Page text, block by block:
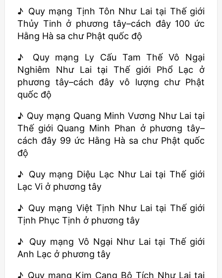
♪ Quy mạng Tịnh Tôn Như Lai tại Thế giới
Thủy Tinh ở phương tây–cách đây 100 ức
Hằng Hà sa chư Phật quốc độ
♪ Quy mạng Ly Cấu Tam Thế Vô Ngại
Nghiêm Như Lai tại Thế giới Phổ Lạc ở
phương tây–cách đây vô lượng chư Phật
quốc độ
♪ Quy mạng Quang Minh Vương Như Lai tại
Thế giới Quang Minh Phan ở phương tây–
cách đây 99 ức Hằng Hà sa chư Phật quốc
độ
♪ Quy mạng Diệu Lạc Như Lai tại Thế giới
Lạc Vi ở phương tây
♪ Quy mạng Việt Tịnh Như Lai tại Thế giới
Tịnh Phục Tịnh ở phương tây
♪ Quy mạng Vô Ngại Như Lai tại Thế giới
Anh Lạc ở phương tây
♪ Quy mạng Kim Cang Bộ Tích Như Lai tại